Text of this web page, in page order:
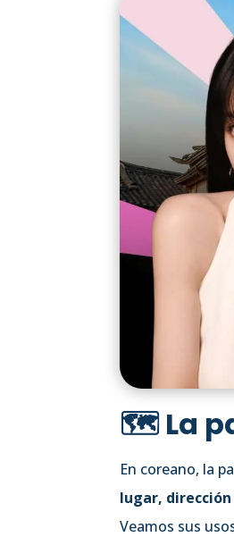
🗺️ La
En coreano, la
lugar,
Veamos sus